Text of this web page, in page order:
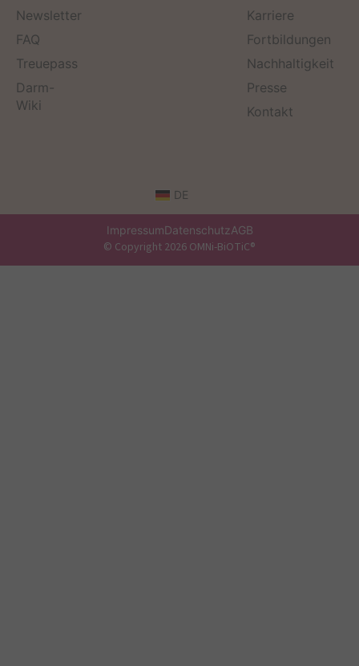
Newsletter
FAQ
Treuepass
Darm-
Wiki
Karriere
Fortbildungen
Nachhaltigkeit
Presse
Kontakt
DE
ImpressumDatenschutzAGB
© Copyright 2026 OMNi-BiOTiC®